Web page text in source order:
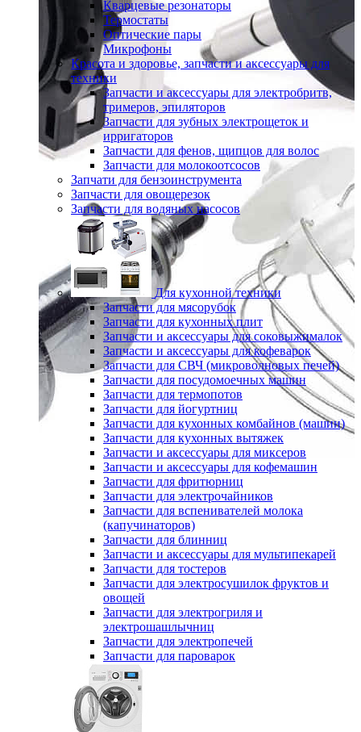
Кварцевые резонаторы
Термостаты
Оптические пары
Микрофоны
Красота и здоровье, запчасти и аксессуары для
техники
Запчасти и аксессуары для электробритв,
тримеров, эпиляторов
Запчасти для зубных электрощеток и
ирригаторов
Запчасти для фенов, щипцов для волос
Запчасти для молокоотсосов
Запчати для бензоинструмента
Запчасти для овощерезок
Запчасти для водяных насосов
Для кухонной техники
Запчасти для мясорубок
Запчасти для кухонных плит
Запчасти и аксессуары для соковыжималок
Запчасти и аксессуары для кофеварок
Запчасти для СВЧ (микроволновых печей)
Запчасти для посудомоечных машин
Запчасти для термопотов
Запчасти для йогуртниц
Запчасти для кухонных комбайнов (машин)
Запчасти для кухонных вытяжек
Запчасти и аксессуары для миксеров
Запчасти и аксессуары для кофемашин
Запчасти для фритюрниц
Запчасти для электрочайников
Запчасти для вспенивателей молока
(капучинаторов)
Запчасти для блинниц
Запчасти и аксессуары для мультипекарей
Запчасти для тостеров
Запчасти для электросушилок фруктов и
овощей
Запчасти для электрогриля и
электрошашлычниц
Запчасти для электропечей
Запчасти для пароварок